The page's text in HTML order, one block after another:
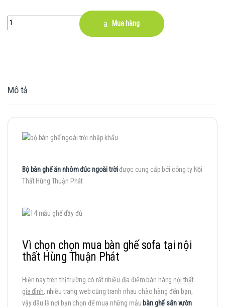
Quantity Mua hàng
Mô tả
Bộ bàn ghế ăn nhôm đúc ngoài trờiđược cung cấp bởi công ty Nội
Thất Hùng Thuận Phát
Vì chọn chọn mua bàn ghế sofa tại nội
thất Hùng Thuận Phát
Hiện nay trên thị trường có rất nhiều địa điểm bán hàng nội thất
gia đình, nhiều trang web cũng tranh nhau chào hàng đến bạn,
vậy đâu là nơi bạn chọn để mua những mẫu bàn ghế sân vườn